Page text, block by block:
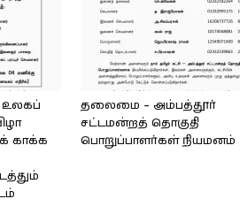
உலகப்
காக்க
தலைமை – அம்பத்தூர்
சட்டமன்றத் தொகுதி
பொறுப்பாளர்கள் நியமனம்